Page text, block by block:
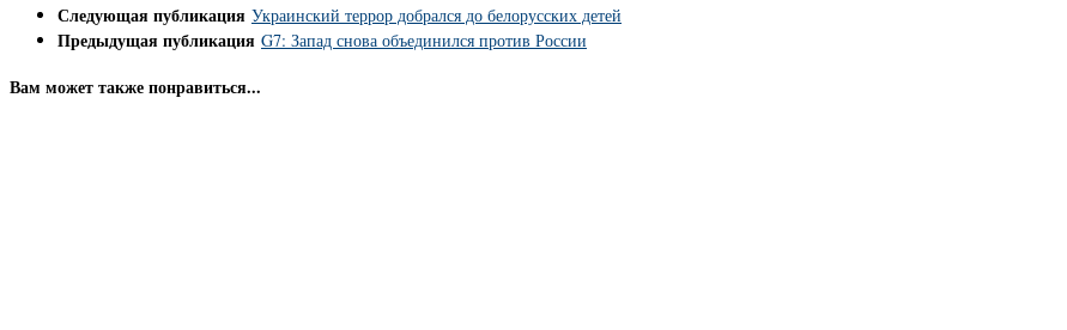
Следующая публикация Украинский террор добрался до белорусских детей
Предыдущая публикация G7: Запад снова объединился против России
Вам может также понравиться...